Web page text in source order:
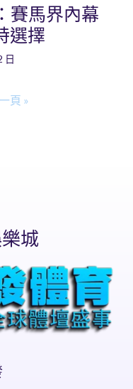
賽馬界內幕
選擇
日
頁 »
城